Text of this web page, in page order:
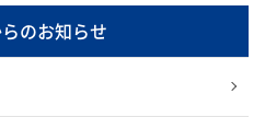
のお知らせ